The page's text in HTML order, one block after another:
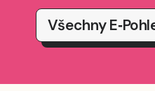
Všechny